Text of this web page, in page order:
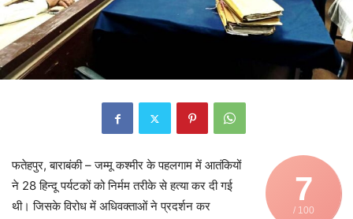
7
/ 100
फतेहपुर, बाराबंकी – जम्मू कश्मीर के पहलगाम में आतंकियों
ने 28 हिन्दू पर्यटकों को निर्मम तरीके से हत्या कर दी गई
थी। जिसके विरोध में अधिवक्ताओं ने प्रदर्शन कर